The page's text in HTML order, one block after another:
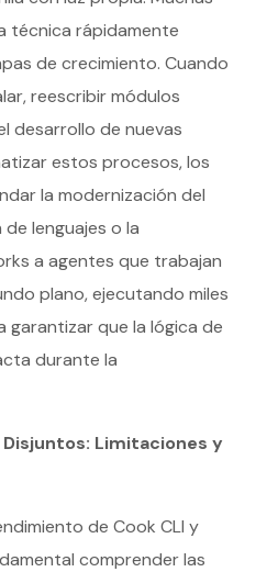
técnica rápidamente
de crecimiento. Cuando
reescribir módulos
desarrollo de nuevas
estos procesos, los
la modernización del
lenguajes o la
a agentes que trabajan
plano, ejecutando miles
garantizar que la lógica de
durante la
Limitaciones y
de Cook CLI y
comprender las